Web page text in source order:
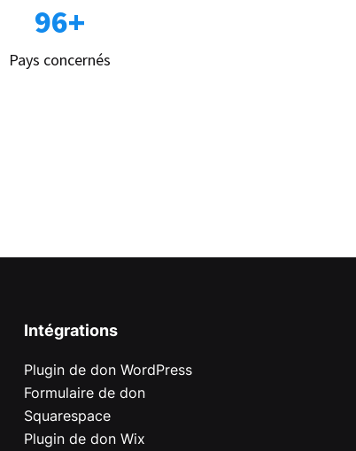
96+
Pays concernés
Intégrations
Plugin de don WordPress
Formulaire de don
Squarespace
Plugin de don Wix